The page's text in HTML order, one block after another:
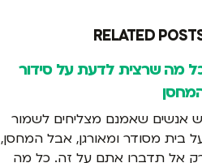
RELATED
מה שרצית לדעת על סידור
אנשים שאמנם מצליחים לשמור
בית מסודר ומאורגן, אבל המחסן,
אל תדברו אתם על זה. כל מה